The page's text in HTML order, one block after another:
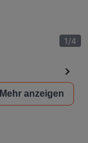
1/4
Mehr anzeigen